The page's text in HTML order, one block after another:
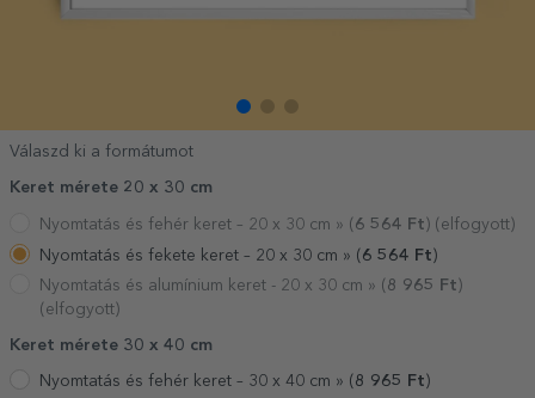
Válaszd ki a formátumot
Keret mérete 20 x 30 cm
Nyomtatás és fehér keret – 20 x 30 cm » ( 6 564 Ft ) (elfogyott)
Nyomtatás és fekete keret – 20 x 30 cm » (6 564 Ft)
Nyomtatás és alumínium keret - 20 x 30 cm » ( 8 965 Ft)
(elfogyott)
Keret mérete 30 x 40 cm
Nyomtatás és fehér keret – 30 x 40 cm » ( 8 965 Ft )